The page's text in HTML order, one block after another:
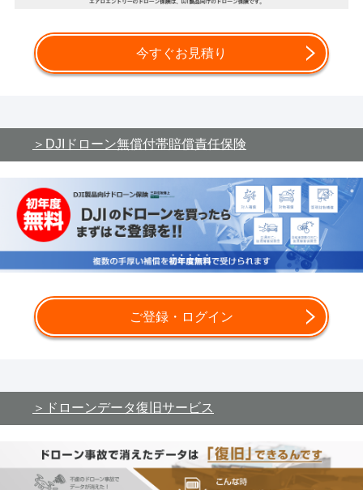
今すぐお見積り
DJIドローン無償付帯賠償責任保険
ご登録・ログイン
ドローンデータ復旧サービス